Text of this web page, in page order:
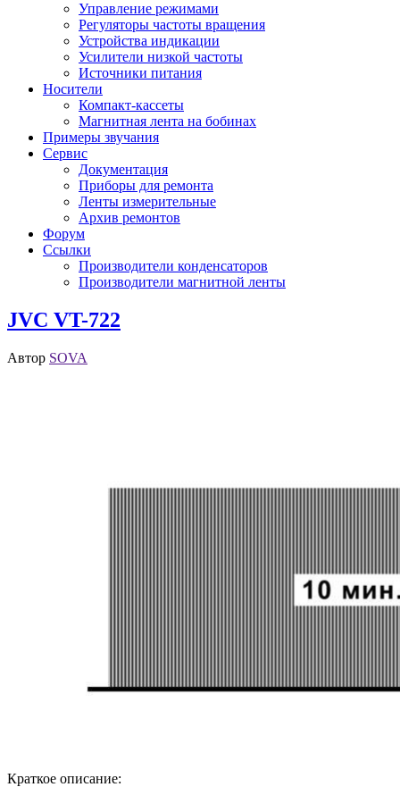
Управление режимами
Регуляторы частоты вращения
Устройства индикации
Усилители низкой частоты
Источники питания
Носители
Компакт-кассеты
Магнитная лента на бобинах
Примеры звучания
Сервис
Документация
Приборы для ремонта
Ленты измерительные
Архив ремонтов
Форум
Ссылки
Производители конденсаторов
Производители магнитной ленты
JVC VT-722
Автор SOVA
Краткое описание: